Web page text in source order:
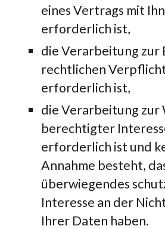
eines Vertrags mit
erforderlich ist,
die Verarbeitung zur
rechtlichen
erforderlich ist,
die Verarbeitung zur
berechtigter
erforderlich ist und
Annahme besteht,
überwiegendes
Interesse an der
Ihrer Daten haben.